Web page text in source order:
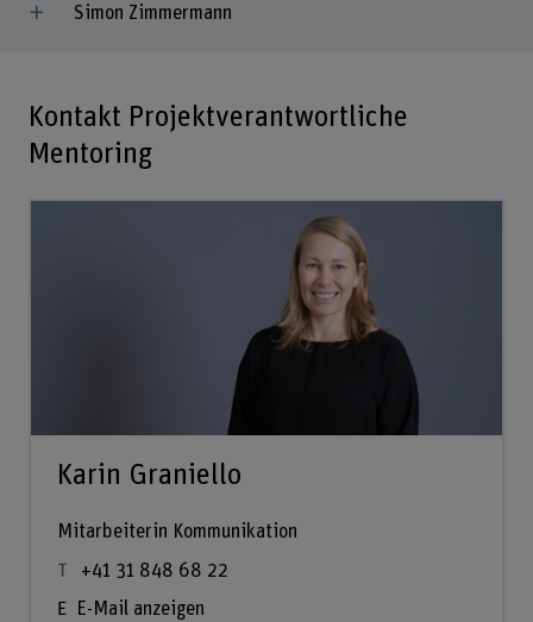
Simon Zimmermann
Kontakt Projektverantwortliche
Mentoring
Karin Graniello
Mitarbeiterin Kommunikation
+41 31 848 68 22
E-Mail anzeigen